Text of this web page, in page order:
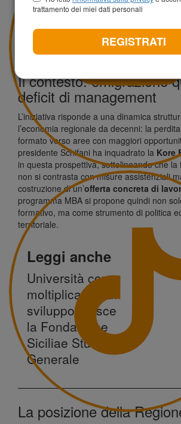
richieste delle aziende presenti sul
contributo diretto delle imprese aderenti a
Sicilia, che partecipano alla definizione dei
selezione dei profili in uscita.
Il contesto: emigrazione
deficit di management
L’iniziativa risponde a una dinamica
l’economia regionale da decenni: la
formato verso aree con maggiori
presidente Schifani ha inquadrato la Kore
in questa prospettiva, sottolineando che la
non si contrasta con misure assistenziali
costruzione di un’offerta concreta di
programma MBA si propone quindi non
formativo, ma come strumento di politica
territoriale.
Leggi anche
Università come
moltiplicatore di
sviluppo: nasce
la Fondazione
Siciliae Studium
Generale
La posizione della
trattamento dei miei dati personali
REGISTRATI